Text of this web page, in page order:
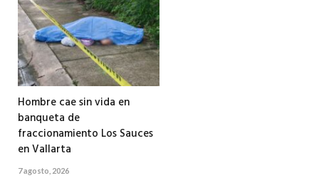
Hombre cae sin vida en
banqueta de
fraccionamiento Los Sauces
en Vallarta
7 agosto, 2026